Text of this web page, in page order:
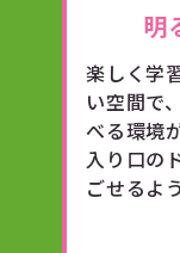
明
楽しく学
い空間で
べる環境
入り口の
ごせるよ